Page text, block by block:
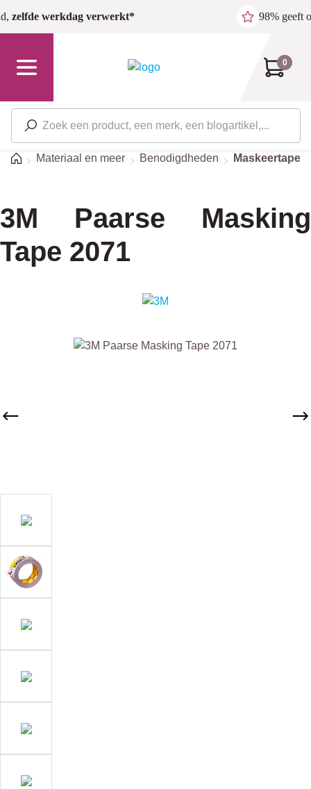
Ga naar de hoofdinhoud
zelfde werkdag verwerkt* 98% geeft
0
HomeMateriaal en meer Benodigdheden Maskeertapes
3M Paarse Masking
Tape 2071
Afbeeldingengalerij overslaan